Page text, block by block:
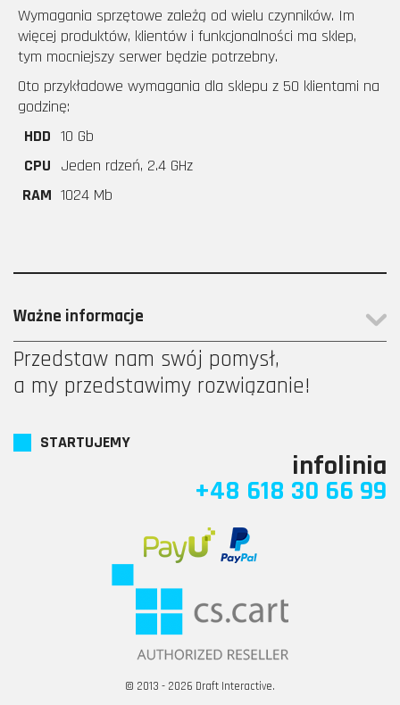
Wymagania sprzętowe zależą od wielu czynników. Im
więcej produktów, klientów i funkcjonalności ma sklep,
tym mocniejszy serwer będzie potrzebny.
Oto przykładowe wymagania dla sklepu z 50 klientami na
godzinę:
HDD 10 Gb
CPU Jeden rdzeń, 2.4 GHz
RAM 1024 Mb
Ważne informacje
Przedstaw nam swój pomysł,
a my przedstawimy rozwiązanie!
STARTUJEMY
infolinia
+48 618 30 66 99
© 2013 - 2026 Draft Interactive.